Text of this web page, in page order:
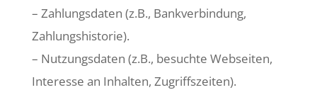
– Zahlungsdaten (z.B., Bankverbindung,
Zahlungshistorie).
– Nutzungsdaten (z.B., besuchte Webseiten,
Interesse an Inhalten, Zugriffszeiten).